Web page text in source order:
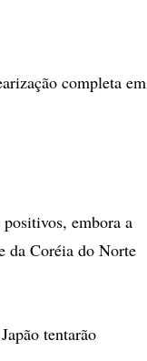
completa em
embora a
da Coréia do Norte
tentarão